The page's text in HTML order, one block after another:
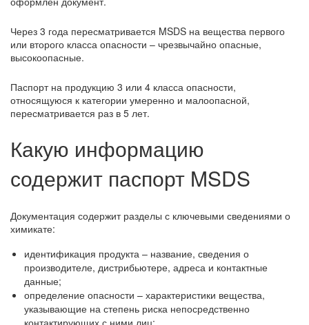
Через 3 года пересматривается MSDS на вещества первого
или второго класса опасности – чрезвычайно опасные,
высокоопасные.
Паспорт на продукцию 3 или 4 класса опасности,
относящуюся к категории умеренно и малоопасной,
пересматривается раз в 5 лет.
Какую информацию
содержит паспорт MSDS
Документация содержит разделы с ключевыми сведениями о
химикате:
идентификация продукта – название, сведения о
производителе, дистрибьютере, адреса и контактные
данные;
определение опасности – характеристики вещества,
указывающие на степень риска непосредственно
контактирующих с ними лиц;